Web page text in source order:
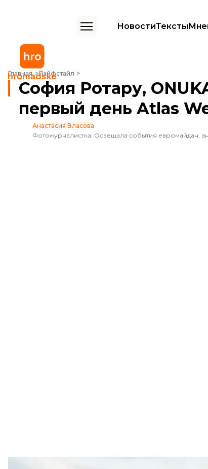
НовостиТексты
Главная Лайфстайл
София Ротару, ONUKA и 160 тысяч зрителей: как прошел
София Ротару,
первый день Atlas
Анастасия Власова